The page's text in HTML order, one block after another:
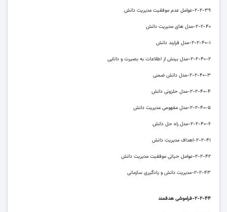
۲-۲-۳۹-عوامل عدم موفقیت مدیریت دانش
۲-۲-۴۰-مدل های مدیریت دانش
۲-۲-۴۰-۱-مدل فرایند دانش
۲-۲-۴۰-۲-مدل بینش از اطلاعات به بصیرت و دانایی
۲-۲-۴۰-۳-مدل دانش ضمنی
۲-۲-۴۰-۴-مدل حلزونی دانش
۲-۲-۴۰-۵-مدل مفهومی مدیریت دانش
۲-۲-۴۰-۶-مدل راه حل دانش
۲-۲-۴۱-اهداف مدیریت دانش
۲-۲-۴۲-عوامل حیاتی موفقیت مدیریت دانش
۲-۲-۴۳-مدیریت دانش و یادگیری سازمانی
۲-۲-۴۴-فراموشی هدفمند